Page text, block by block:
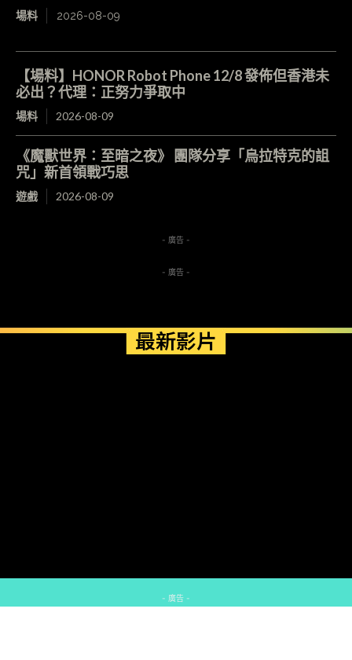
場料 2026-08-09
【場料】HONOR Robot Phone 12/8 發佈但香港未
必出？代理：正努力爭取中
場料 2026-08-09
《魔獸世界：至暗之夜》 團隊分享「烏拉特克的詛
咒」新首領戰巧思
遊戲 2026-08-09
- 廣告 -
- 廣告 -
最新影片
- 廣告 -